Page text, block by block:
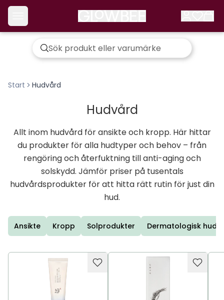
Start Hudvård
Hudvård
Allt inom hudvård för ansikte och kropp. Här hittar
du produkter för alla hudtyper och behov – från
rengöring och återfuktning till anti-aging och
solskydd. Jämför priser på tusentals
hudvårdsprodukter för att hitta rätt rutin för just din
hud.
Ansikte Kropp Solprodukter Dermatologisk